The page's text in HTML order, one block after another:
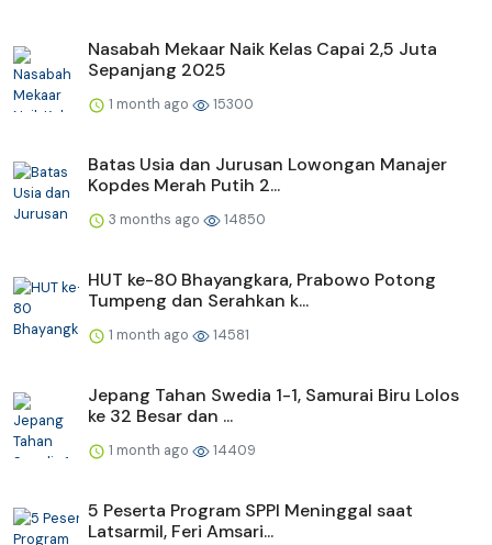
Nasabah Mekaar Naik Kelas Capai 2,5 Juta
Sepanjang 2025
1 month ago 15300
Batas Usia dan Jurusan Lowongan Manajer
Kopdes Merah Putih 2...
3 months ago 14850
HUT ke-80 Bhayangkara, Prabowo Potong
Tumpeng dan Serahkan k...
1 month ago 14581
Jepang Tahan Swedia 1-1, Samurai Biru Lolos
ke 32 Besar dan ...
1 month ago 14409
5 Peserta Program SPPI Meninggal saat
Latsarmil, Feri Amsari...